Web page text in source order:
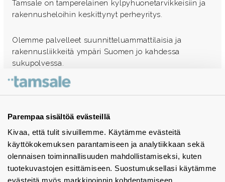
Parempaa sisältöä evästeillä
Kivaa, että tulit sivuillemme. Käytämme evästeitä
käyttökokemuksen parantamiseen ja analytiikkaan sekä
olennaisen toiminnallisuuden mahdollistamiseksi, kuten
tuotekuvastojen esittämiseen. Suostumuksellasi käytämme
evästeitä myös markkinoinnin kohdentamiseen.
Tamsale on tamperelainen kylpyhuonetarvikkeisiin ja
rakennusheloihin keskittynyt perheyritys.
Olemme palvelleet suunnitteluammattilaisia ja
rakennusliikkeitä ympäri Suomen jo kahdessa
sukupolvessa.
Ota yhteyttä - autamme mielellämme
Tuotekuvastot
Instagram
BIM-objektit
Yhteystiedot